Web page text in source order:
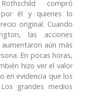
compró
por él y quienes lo
original. Cuando
las acciones
aún más
En pocas horas,
hizo ver el valor
en evidencia que los
grandes medios